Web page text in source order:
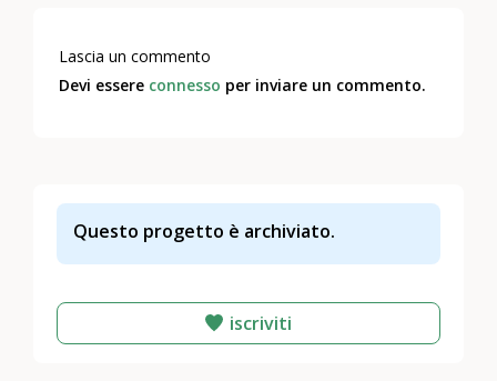
Questo progetto è archiviato.
iscriviti
Lascia un commento
Devi essere connesso per inviare un commento.